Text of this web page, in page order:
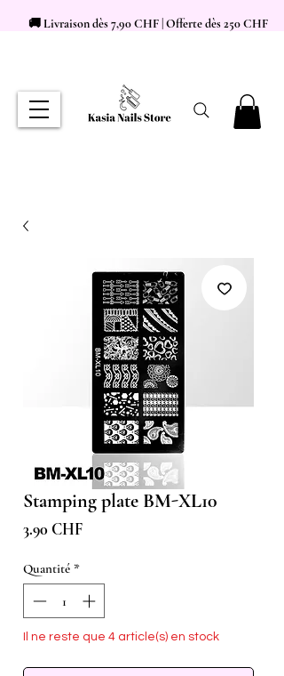
🚚 Livraison dès 7,90 CHF | Offerte dès 250 CHF
Stamping plate BM-XL10
3.90 CHFPrix
Quantité *
Il ne reste que 4 article(s) en stock